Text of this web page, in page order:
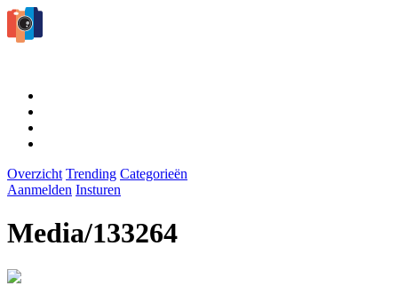
Overzicht Trending Categorieën
Aanmelden Insturen
Media/133264